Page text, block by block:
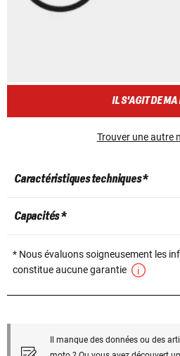
IL S'AGIT DE MA
Trouver une autre
Caractéristiques techniques *
Capacités *
* Nous évaluons soigneusement les
constitue aucune garantie
Il manque des données ou des